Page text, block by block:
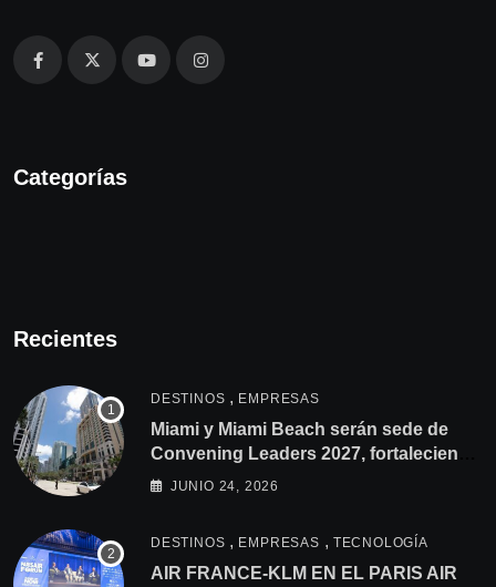
Categorías
Recientes
DESTINOS , EMPRESAS
Miami y Miami Beach serán sede de
Convening Leaders 2027, fortaleciendo
los lazos con América Latina
JUNIO 24, 2026
DESTINOS , EMPRESAS , TECNOLOGÍA
AIR FRANCE-KLM EN EL PARIS AIR